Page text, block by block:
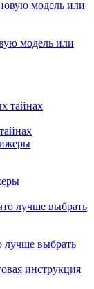
модель или
лучше выбрать